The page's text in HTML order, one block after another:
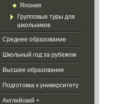
Япония
Групповые туры для
школьников
Среднее образование
Школьный год за рубежом
Высшее образование
Подготовка к университету
Английский +